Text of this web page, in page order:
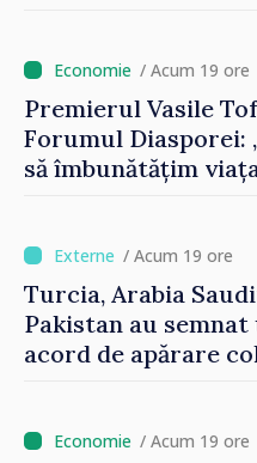
imaginii Republicii
/ Acum 19 ore
Premierul Vasile
Forumul Diasporei:
să îmbunătățim
/ Acum 19 ore
Turcia, Arabia
Pakistan au semnat
acord de apărare
/ Acum 19 ore